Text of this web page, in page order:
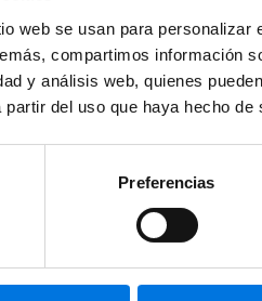
web se usan para
compartimos información
y análisis web, quienes
partir del uso que haya hecho de
Preferencias
en tu localidad. Nada más
pero… ¿Cómo conseguimos
Ágil
de dos fases:
del estado de la web.
retrospectiva para vercuales son
traducen en barreras para el
tenemos definidos dentro de lo